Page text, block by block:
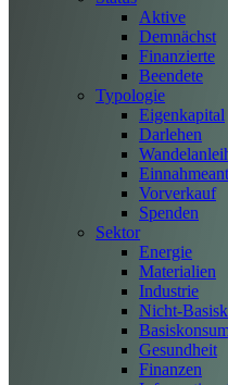
Aktive
Demnächst
Finanzierte
Beendete
Typologie
Eigenkapital
Darlehen
Vorverkauf
Spenden
Sektor
Energie
Materialien
Industrie
Nicht-
Gesundheit
Finanzen